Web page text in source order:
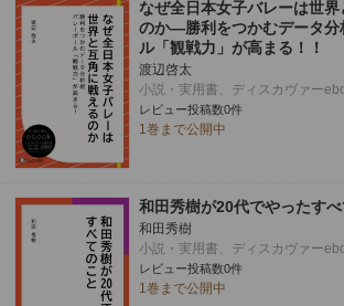
なぜ全日本女子バレーは世
のか―勝利をつかむデータ分
ル「観戦力」が高まる！！
渡辺啓太
小説・実用書、ディスカヴァー
レビュー投稿数0件
1巻まで公開中
和田秀樹が20代でやったすべ
和田秀樹
小説・実用書、ディスカヴァー
レビュー投稿数0件
1巻まで公開中